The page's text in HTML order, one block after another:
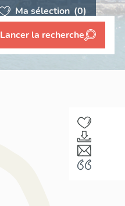
Ma sélection (0)
Lancer la recherche